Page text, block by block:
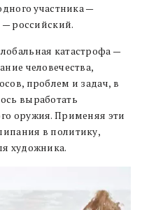
участника —
— российский.
катастрофа —
человечества,
проблем и задач, в
выработать
оружия. Применяя эти
в политику,
художника.